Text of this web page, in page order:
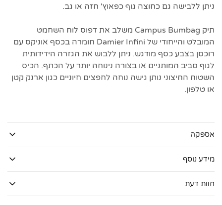
ניתן ללבישה גם כחוצה גוף כפאוץ' חזה או גב.
תיק Campus Bumbag משלב את דפוס לוח השחמט
המובלט והייחודי של Damier Infini חומרה בכסף אוניקס עם
רוכסן בצבע כסף מודגש. ניתן ללבוש את הגזרה הידידותית
לגוף סביב המותניים או בצורה נינוחה יותר על הכתף. הכיס
השטוח החיצוני נותן גישה נוחה לחפצים חיוניים כגון ארנק קטן
או טלפון.
אספקה
מידע נוסף
חוות דעת